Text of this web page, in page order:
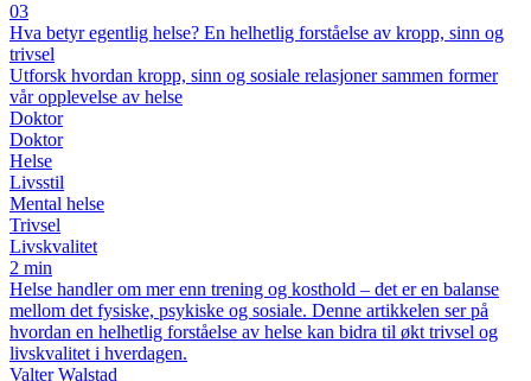
03
Hva betyr egentlig helse? En helhetlig forståelse av kropp, sinn og
trivsel
Utforsk hvordan kropp, sinn og sosiale relasjoner sammen former
vår opplevelse av helse
Doktor
Doktor
Helse
Livsstil
Mental helse
Trivsel
Livskvalitet
2 min
Helse handler om mer enn trening og kosthold – det er en balanse
mellom det fysiske, psykiske og sosiale. Denne artikkelen ser på
hvordan en helhetlig forståelse av helse kan bidra til økt trivsel og
livskvalitet i hverdagen.
Valter Walstad